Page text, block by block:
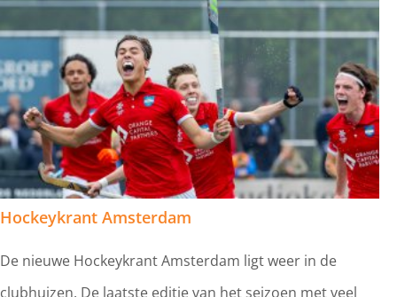
Hockeykrant Amsterdam
De nieuwe Hockeykrant Amsterdam ligt weer in de
clubhuizen. De laatste editie van het seizoen met veel